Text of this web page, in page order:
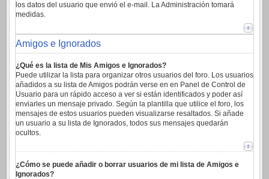
los datos del usuario que envió el e-mail. La Administración tomará
medidas.
Amigos e Ignorados
¿Qué es la lista de Mis Amigos e Ignorados?
Puede utilizar la lista para organizar otros usuarios del foro. Los usuarios
añadidos a su lista de Amigos podrán verse en en Panel de Control de
Usuario para un rápido acceso a ver si están identificados y poder así
enviarles un mensaje privado. Según la plantilla que utilice el foro, los
mensajes de estos usuarios pueden visualizarse resaltados. Si añade
un usuario a su lista de Ignorados, todos sus mensajes quedarán
ocultos.
¿Cómo se puede añadir o borrar usuarios de mi lista de Amigos e
Ignorados?